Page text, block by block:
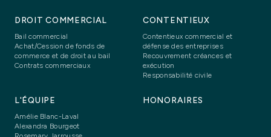
DROIT COMMERCIAL
Bail commercial
Achat/Cession de fonds de
commerce et de droit au bail
Contrats commerciaux
CONTENTIEUX
Contentieux commercial et
défense des entreprises
Recouvrement créances et
exécution
Responsabilité civile
L'ÉQUIPE
Amélie Blanc-Laval
Alexandra Bourgeot
HONORAIRES